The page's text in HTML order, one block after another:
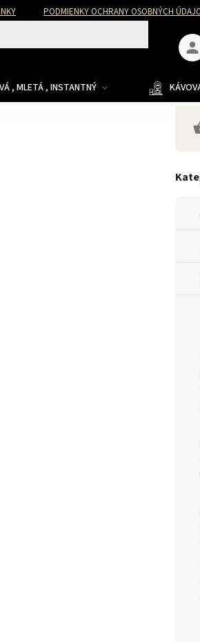
PODMIENKY OCHRANY OSOBNÝCH
, MLETÁ , INSTANTNÝ